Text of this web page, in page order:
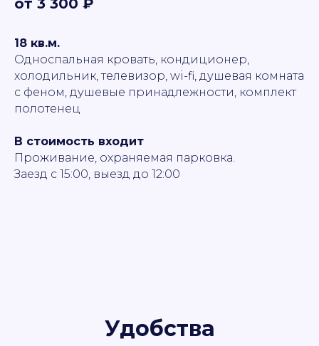
от 3 300 ₽
18 кв.м.
Односпальная кровать, кондиционер,
холодильник, телевизор, wi-fi, душевая комната
с феном, душевые принадлежности, комплект
полотенец
В стоимость входит
Проживание, охраняемая парковка.
Заезд с 15:00, выезд до 12:00
Удобства